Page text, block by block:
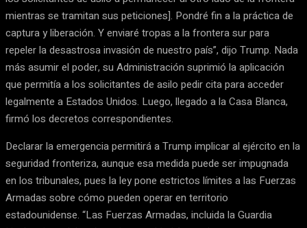
mientras se tramitan sus peticiones]. Pondré fin a la práctica de
captura y liberación. Y enviaré tropas a la frontera sur para
repeler la desastrosa invasión de nuestro país”, dijo Trump. Nada
más asumir el poder, su Administración suprimió la aplicación
que permitía a los solicitantes de asilo pedir cita para acceder
legalmente a Estados Unidos. Luego, llegado a la Casa Blanca,
firmó los decretos correspondientes.
Declarar la emergencia permitirá a Trump implicar al ejército en la
seguridad fronteriza, aunque esa medida puede ser impugnada
en los tribunales, pues la ley pone estrictos límites a las Fuerzas
Armadas sobre cómo pueden operar en territorio
estadounidense. “Las Fuerzas Armadas, incluida la Guardia